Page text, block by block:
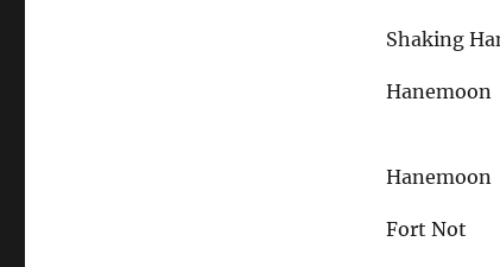
Shaking
Hanemoon
Hanemoon
Fort Not